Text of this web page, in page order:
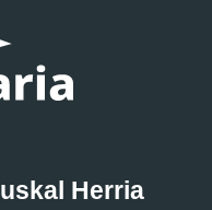
Herria